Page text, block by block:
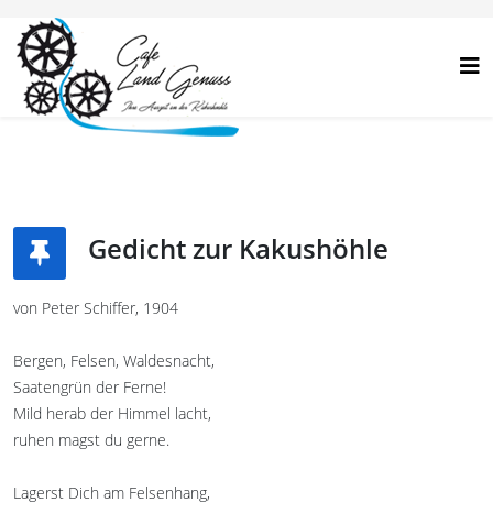
Gedicht zur Kakushöhle
von Peter Schiffer, 1904
Bergen, Felsen, Waldesnacht,
Saatengrün der Ferne!
Mild herab der Himmel lacht,
ruhen magst du gerne.
Lagerst Dich am Felsenhang,